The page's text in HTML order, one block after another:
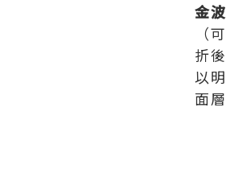
金
（
折
以
面